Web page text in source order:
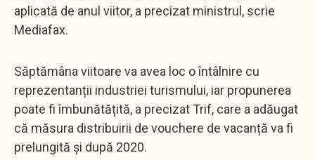
aplicată de anul viitor, a precizat ministrul, scrie
Mediafax.
Săptămâna viitoare va avea loc o întâlnire cu
reprezentanții industriei turismului, iar propunerea
poate fi îmbunătățită, a precizat Trif, care a adăugat
că măsura distribuirii de vouchere de vacanță va fi
prelungită și după 2020.